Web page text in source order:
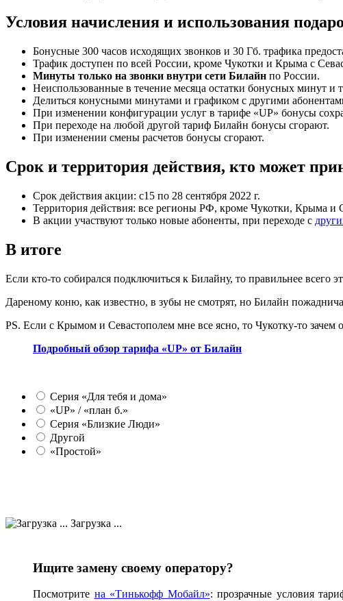
Условия начисления и использования
Бонусные 300 часов исходящих звонков и 30 Гб. трафика
Трафик доступен по всей России, кроме Чукотки и Крыма с
Минуты только на звонки внутри сети Билайн по России.
Неиспользованные в течение месяца остатки бонусных минут
Делиться конусными минутами и графиком с другими
При изменении конфигурации услуг в тарифе «UP» бонусы
При переходе на любой другой тариф Билайн бонусы сгорают.
При изменении смены расчетов бонусы сгорают.
Срок и территория действия, кто может
Срок действия акции: с15 по 28 сентября 2022 г.
Территория действия: все регионы РФ, кроме Чукотки, Крыма и
В акции участвуют только новые абоненты, при переходе с
В итоге
Если кто-то собирался подключиться к Билайну, то правильнее всего
Дареному коню, как известно, в зубы не смотрят, но Билайн
PS. Если с Крымом и Севастополем мне все ясно, то Чукотку-то зачем
Подробный обзор тарифа «UP» от Билайн
Серия «Для тебя и дома»
«UP» / «план б.»
Серия «Близкие Люди»
Другой
«Простой»
Загрузка ...
Ищите замену своему оператору?
Посмотрите на «Тинькофф Мобайл»: прозрачные условия